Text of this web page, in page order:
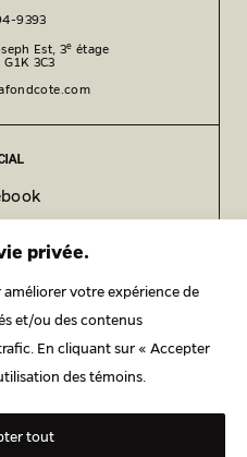
privée.
votre expérience de
et/ou des contenus
En cliquant sur « Accepter
des témoins.
tout
9393
Est, 3e étage
3C3
ENGAGÉS.